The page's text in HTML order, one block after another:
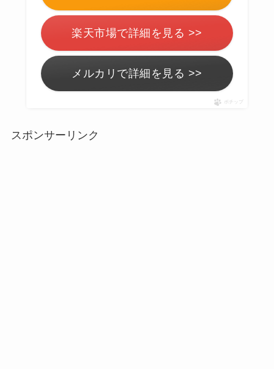
楽天市場で詳細を見る >>
メルカリで詳細を見る >>
ポチップ
スポンサーリンク